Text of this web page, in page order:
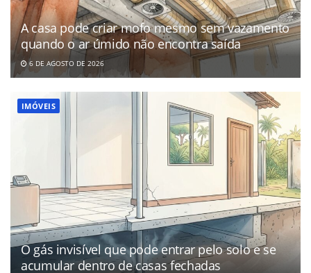
A casa pode criar mofo mesmo sem vazamento
quando o ar úmido não encontra saída
6 DE AGOSTO DE 2026
IMÓVEIS
O gás invisível que pode entrar pelo solo e se
acumular dentro de casas fechadas